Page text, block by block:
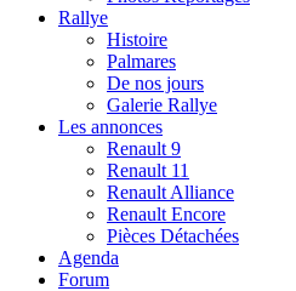
Rallye
Histoire
Palmares
De nos jours
Galerie Rallye
Les annonces
Renault 9
Renault 11
Renault Alliance
Renault Encore
Pièces Détachées
Agenda
Forum